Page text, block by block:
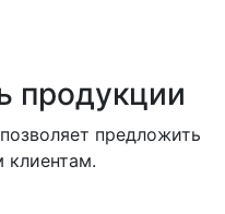
продукции
предложить